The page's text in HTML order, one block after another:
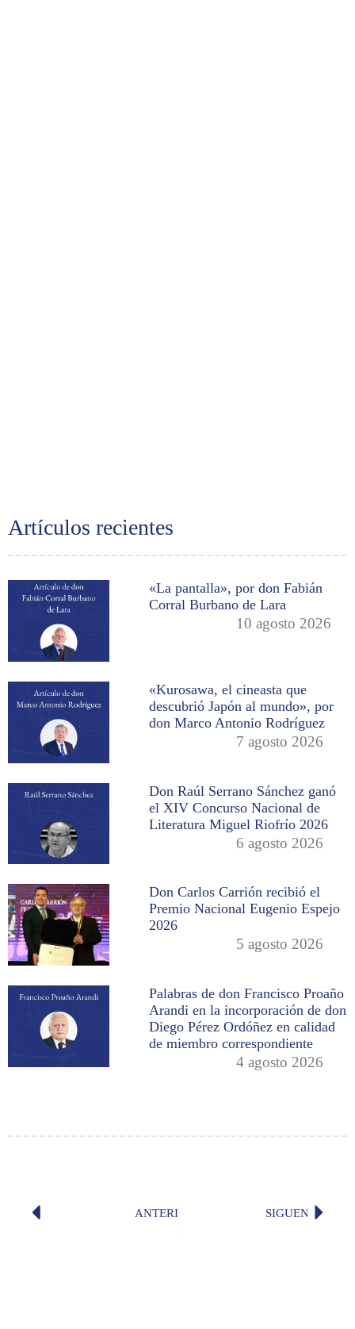
Artículos recientes
«La pantalla», por don Fabián
Corral Burbano de Lara
10 agosto 2026
«Kurosawa, el cineasta que
descubrió Japón al mundo», por
don Marco Antonio Rodríguez
7 agosto 2026
Don Raúl Serrano Sánchez ganó
el XIV Concurso Nacional de
Literatura Miguel Riofrío 2026
6 agosto 2026
Don Carlos Carrión recibió el
Premio Nacional Eugenio Espejo
2026
5 agosto 2026
Palabras de don Francisco Proaño
Arandi en la incorporación de don
Diego Pérez Ordóñez en calidad
de miembro correspondiente
4 agosto 2026
ANTERIOR Palabra ContratistaSIGUENTE